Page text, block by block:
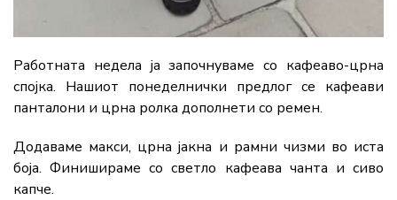
Работната недела ја започнуваме со кафеаво-црна
спојка. Нашиот понеделнички предлог се кафеави
панталони и црна ролка дополнети со ремен.
Додаваме макси, црна јакна и рамни чизми во иста
боја. Финишираме со светло кафеава чанта и сиво
капче.